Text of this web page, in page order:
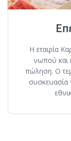
Η εταιρία
νωπού και
πώληση. Ο
συσκευασία